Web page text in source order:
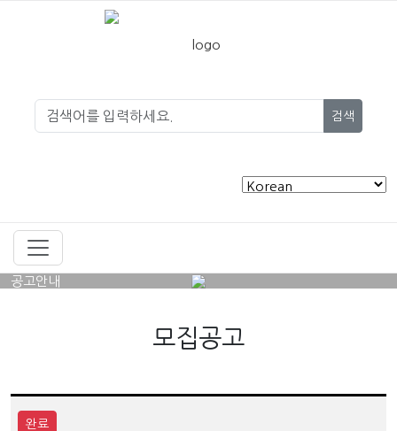
검색
공고안내
모집공고
완료